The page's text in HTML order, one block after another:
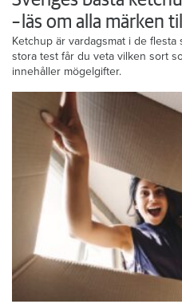
– läs om alla märken
Ketchup är vardagsmat i de flesta
stora test får du veta vilken sort
innehåller mögelgifter.